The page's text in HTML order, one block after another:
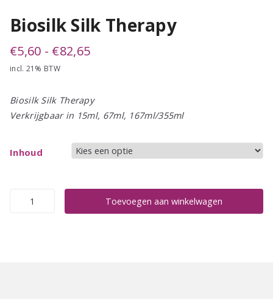
Biosilk Silk Therapy
€5,60 - €82,65Prijsklasse:
€82,65
incl. 21% BTW
Biosilk Silk Therapy
Verkrijgbaar in 15ml, 67ml, 167ml/355ml
Inhoud
Biosilk
Toevoegen aan winkelwagen